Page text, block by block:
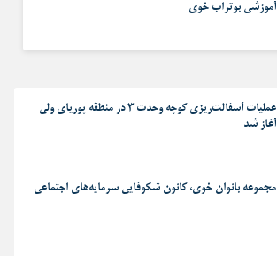
آموزشی بوتراب خوی
عملیات آسفالت‌ریزی کوچه وحدت ۳ در منطقه پوریای ولی
آغاز شد
مجموعه بانوان خوی، کانون شکوفایی سرمایه‌های اجتماعی